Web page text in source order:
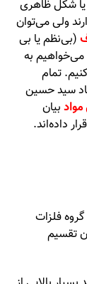
یا شکل ظاهری
ولی می‌توان
(بی‌نظم یا بی
می‌خواهیم به
تمام
سید حسین
بیان
داده‌اند.
فلزات
تقسیم